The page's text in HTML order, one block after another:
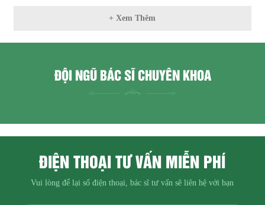
+ Xem Thêm
ĐỘI NGŨ BÁC SĨ CHUYÊN KHOA
ĐIỆN THOẠI TƯ VẤN MIỄN PHÍ
Vui lòng để lại số điện thoại, bác sĩ tư vấn sẽ liên hệ với bạn